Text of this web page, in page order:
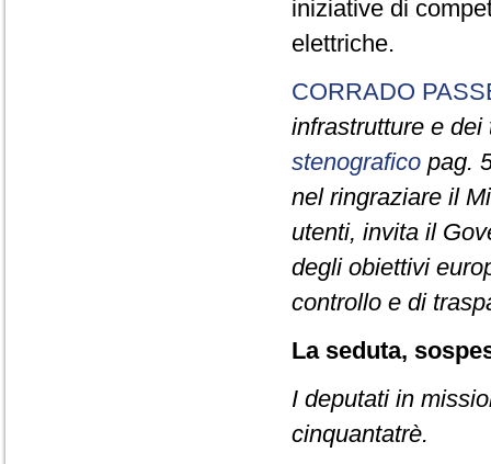
iniziative di
elettriche.
CORRADO
infrastrutture e dei
stenografico pag.
nel ringraziare il
utenti, invita il
degli obiettivi
controllo e di
La seduta,
I deputati in
cinquantatrè.